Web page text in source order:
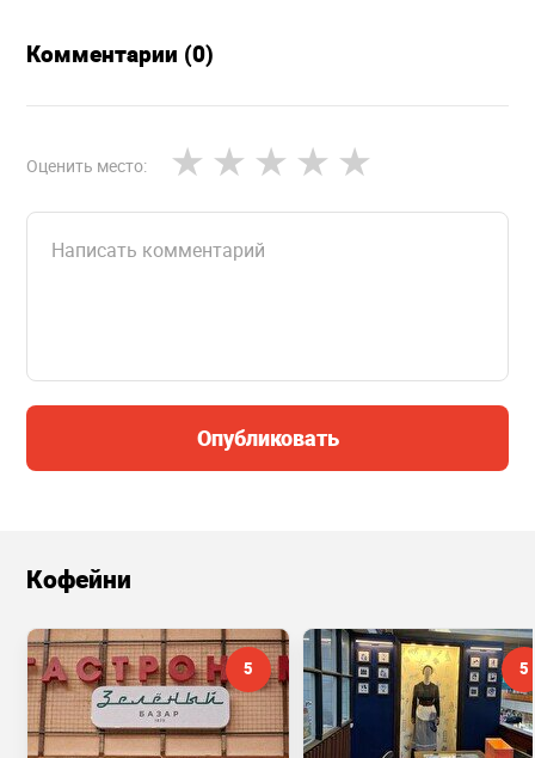
Комментарии (0)
Оценить место:
Опубликовать
Кофейни
5 5